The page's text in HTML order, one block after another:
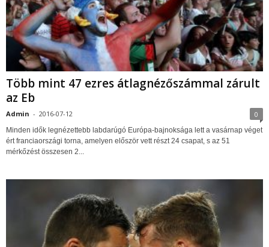
Több mint 47 ezres átlagnézőszámmal zárult
az Eb
Admin - 2016-07-12 0
Minden idők legnézettebb labdarúgó Európa-bajnoksága lett a vasárnap véget
ért franciaországi torna, amelyen először vett részt 24 csapat, s az 51
mérkőzést összesen 2...